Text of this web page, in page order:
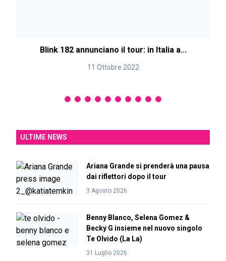
Blink 182 annunciano il tour: in Italia a...
11 Ottobre 2022
ULTIME NEWS
Ariana Grande si prenderà una pausa
dai riflettori dopo il tour
3 Agosto 2026
Benny Blanco, Selena Gomez &
Becky G insieme nel nuovo singolo
Te Olvido (La La)
31 Luglio 2026